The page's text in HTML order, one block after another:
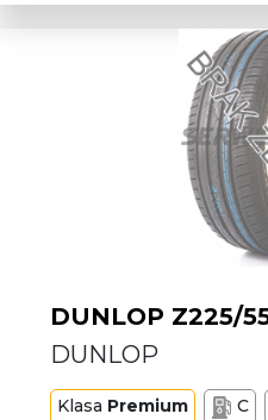
DUNLOP Z225/
DUNLOP
Klasa Premium C